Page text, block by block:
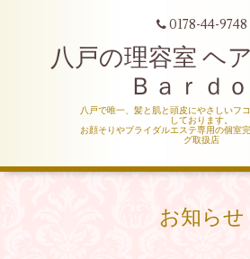
0178-44-9748
八戸の理容室 ヘ
Ｂａｒｄ
八戸で唯一、髪と肌と頭皮にやさしいフ
しております。
お顔そりやブライダルエステ専用の個室
グ取扱店
お知らせ